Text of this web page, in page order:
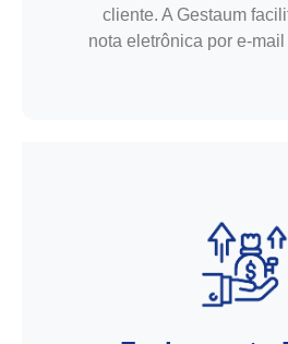
cliente. A Gestaum
nota eletrônica por e-